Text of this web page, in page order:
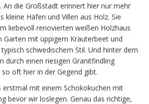
An die Großstadt erinnert hier nur mehr
kleine Häfen und Villen aus Holz. Sie
liebevoll renovierten weißen Holzhaus
Garten mit üppigem Kräuterbeet und
schwedischem Stil. Und hinter dem
durch einen riesigen Granitfindling
oft hier in der Gegend gibt.
erstmal mit einem Schokokuchen mit
bevor wir loslegen. Genau das richtige,